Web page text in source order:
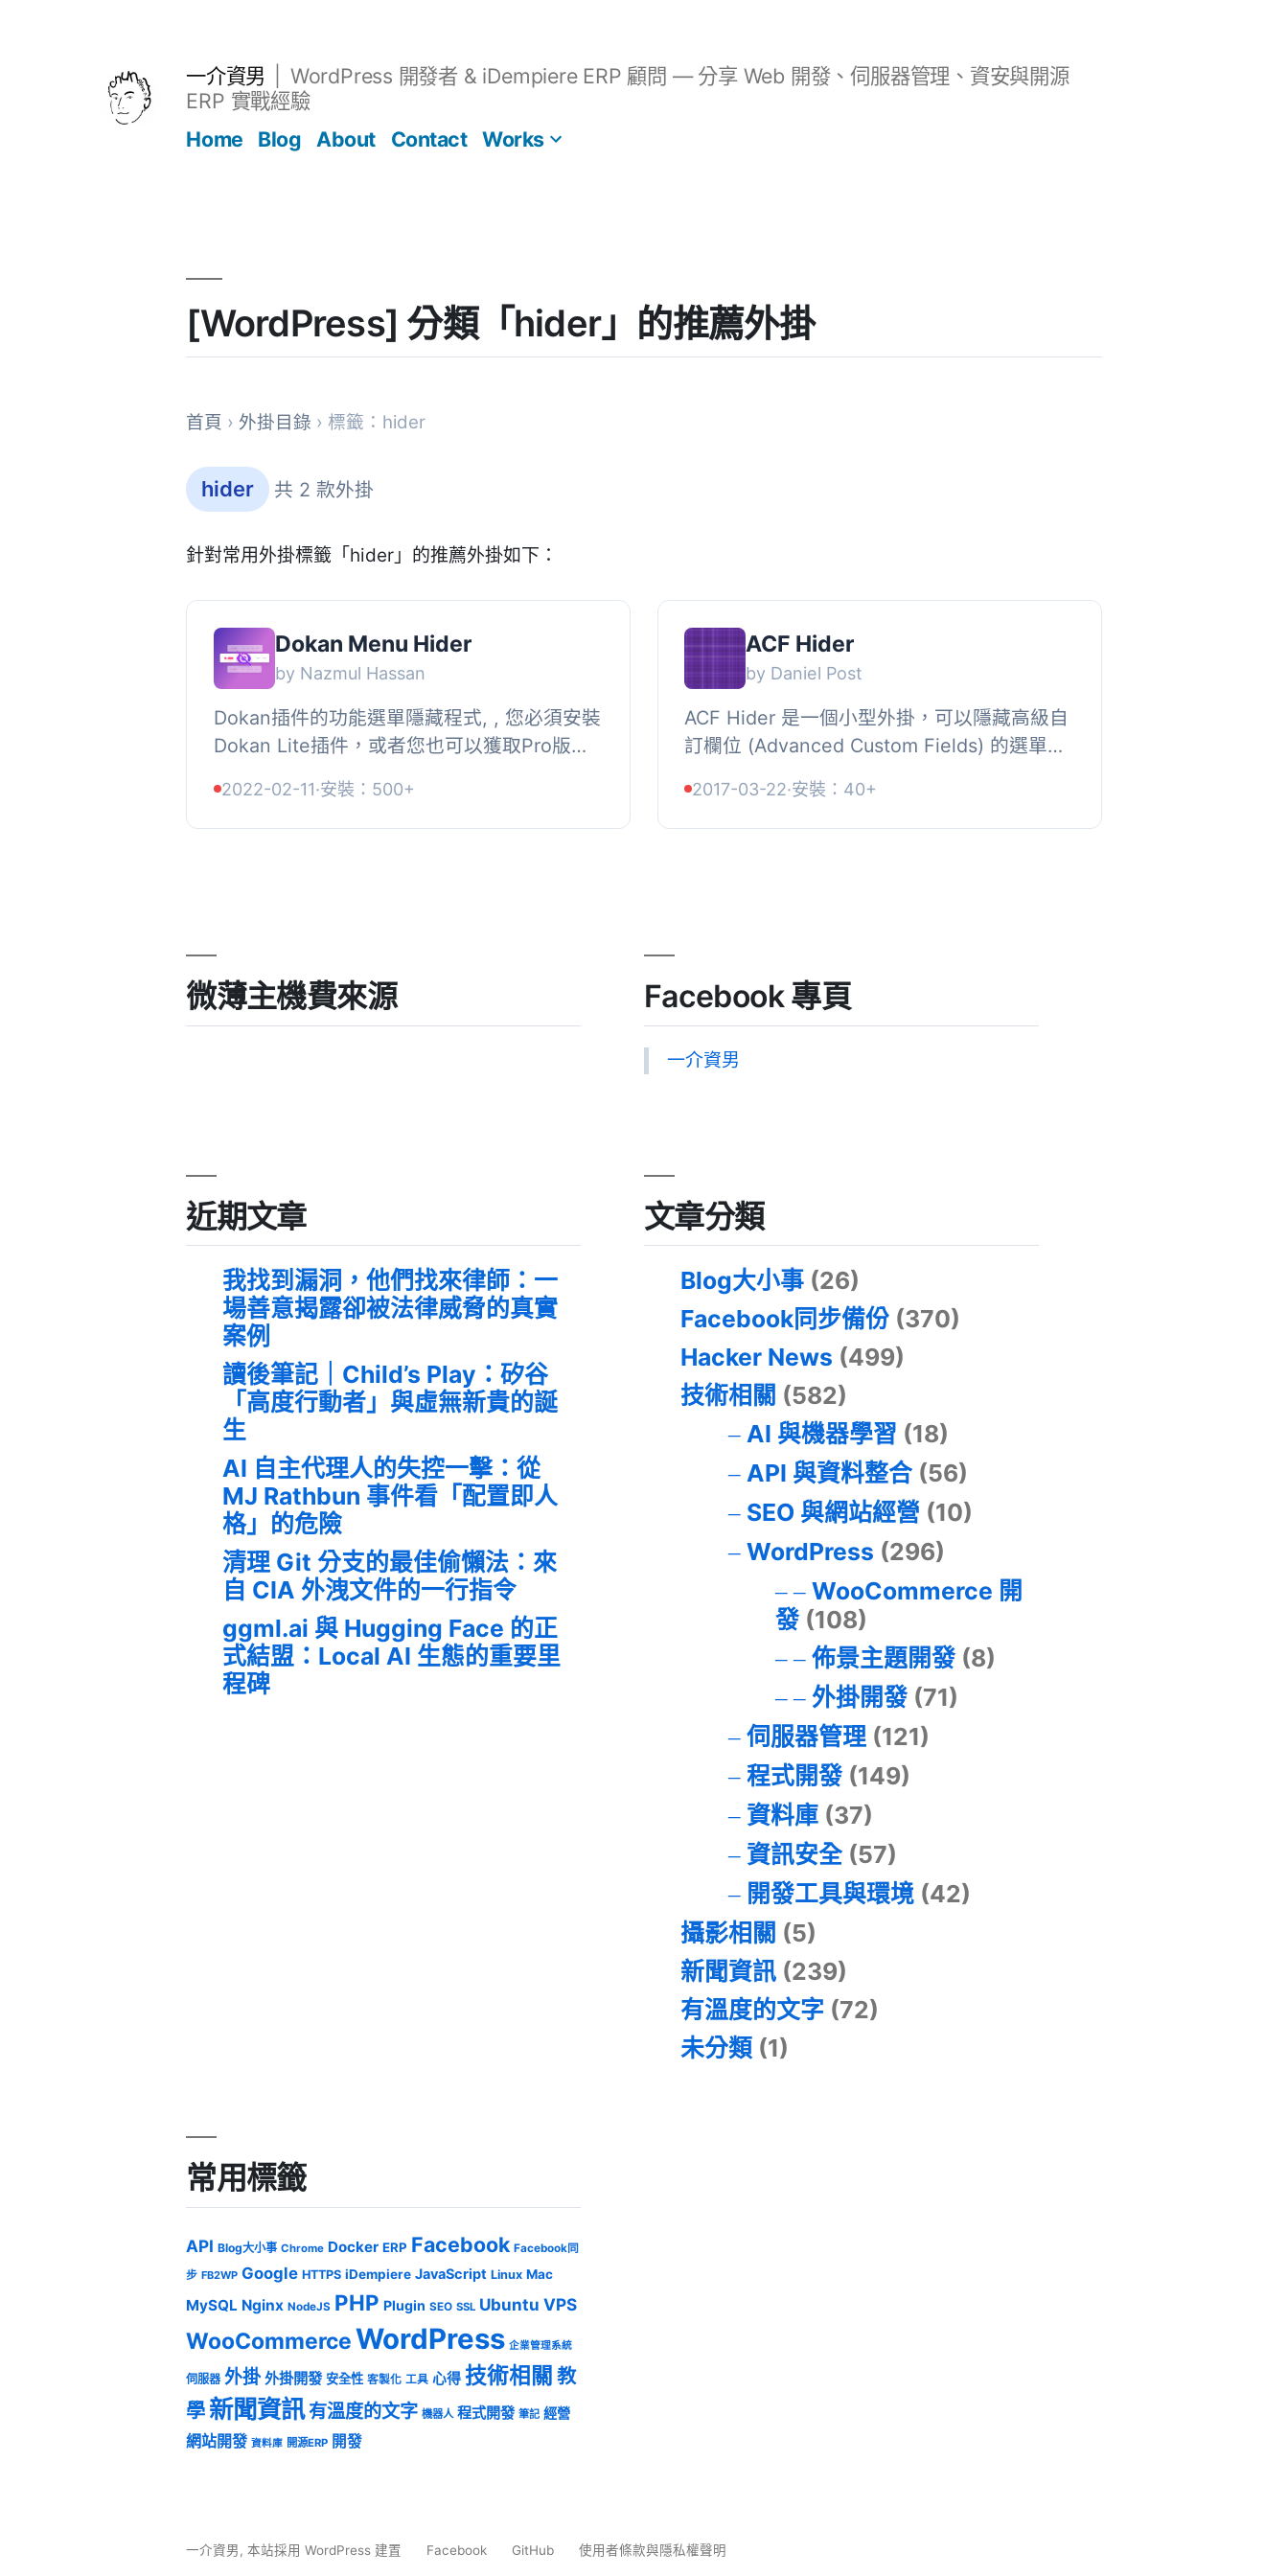
一介資男
WordPress 開發者 & iDempiere ERP 顧問 — 分享 Web 開發、伺服器管理、資安與開源
ERP 實戰經驗
Home
Blog About Contact Works
[WordPress] 分類「hider」的推薦外掛
首頁 › 外掛目錄 › 標籤：hider
hider 共 2 款外掛
針對常用外掛標籤「hider」的推薦外掛如下：
Dokan Menu Hider
by Nazmul Hassan
Dokan插件的功能選單隱藏程式, , 您必須安裝
Dokan Lite插件，或者您也可以獲取Pro版本
單或產品選項卡, * 禁用賣...
2022-02-11·安裝：500+
ACF Hider
by Daniel Post
ACF Hider 是一個小型外掛，可以隱藏高級自
訂欄位 (Advanced Custom Fields) 的選單項
此外掛將相當有用。如果您使用...
2017-03-22·安裝：40+
微薄主機費來源 Facebook 專頁
一介資男
近期文章
我找到漏洞，他們找來律師：一
場善意揭露卻被法律威脅的真實
案例
讀後筆記｜Child’s Play：矽谷
「高度行動者」與虛無新貴的誕
生
AI 自主代理人的失控一擊：從
MJ Rathbun 事件看「配置即人
格」的危險
清理 Git 分支的最佳偷懶法：來
自 CIA 外洩文件的一行指令
ggml.ai 與 Hugging Face 的正
式結盟：Local AI 生態的重要里
程碑
文章分類
Blog大小事 (26)
Facebook同步備份 (370)
Hacker News (499)
技術相關 (582)
AI 與機器學習 (18)
API 與資料整合(56)
SEO 與網站經營 (10)
WordPress (296)
WooCommerce 開
發(108)
佈景主題開發(8)
外掛開發(71)
伺服器管理(121)
程式開發(149)
資料庫(37)
資訊安全(57)
開發工具與環境(42)
攝影相關 (5)
新聞資訊 (239)
有溫度的文字 (72)
未分類 (1)
常用標籤
API Blog大小事 Chrome Docker ERP Facebook Facebook同
步 FB2WP Google HTTPS iDempiere JavaScript Linux Mac
MySQL Nginx NodeJS PHP Plugin SEO SSL Ubuntu VPS
WooCommerceWordPress 企業管理系統
伺服器 外掛 外掛開發 安全性 客製化 工具 心得 技術相關 教
學 新聞資訊有溫度的文字 機器人 程式開發 筆記 經營
網站開發 資料庫 開源ERP 開發
一介資男,本站採用 WordPress 建置 Facebook GitHub 使用者條款與隱私權聲明